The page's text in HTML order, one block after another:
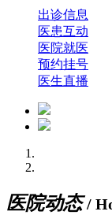
出诊信息
医患互动
医院就医
预约挂号
医生直播
医院动态 /